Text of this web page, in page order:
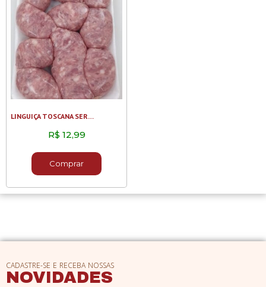
LINGUIÇA TOSCANA SERRANA 1KG
R$ 12,99
Comprar
CADASTRE-SE E RECEBA NOSSAS
NOVIDADES